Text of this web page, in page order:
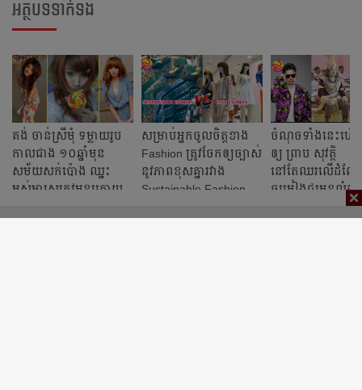
អត្ថបទទាក់ទង
គង់ ចាន់ស្រីមុំ ទម្លាយរូប
កាលជាង ១០ឆ្នាំមុន
សម័យសក់ប៉ោង ឈ្នះ
អស់មារសត្រូវមុខក្រោយ
សម្រាប់អ្នកចូលចិត្តខាង
Fashion ​ត្រូវ​ចែកឲ្យច្បាស់
នូវភាពខុសគ្នារវាង
Sustainable Fashion
ចំណុចទាំងនេះហើយ
ឲ្យ ព្រាប សុវត្ថិ
នៅតែឈរលើដំណែ
ចម្រៀងជួរមុខលំដា